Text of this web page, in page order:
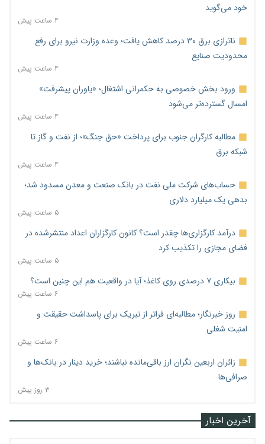
خود می‌گوید
۴ ساعت پیش
ناترازی برق ۳۰ درصد کاهش یافت؛ وعده وزارت نیرو برای رفع
محدودیت صنایع
۴ ساعت پیش
ورود بخش خصوصی به حکمرانی اشتغال؛ «یاوران پیشرفت»
امسال گسترده‌تر می‌شود
۴ ساعت پیش
مطالبه کارگران جنوب برای پرداخت «حق جنگ»؛ از نفت و گاز تا
شبکه برق
۴ ساعت پیش
حساب‌های شرکت ملی نفت در بانک صنعت و معدن مسدود شد؛
بدهی یک میلیارد دلاری
۵ ساعت پیش
درآمد کارگزاری‌ها چقدر است؟ کانون کارگزاران اعداد منتشرشده در
فضای مجازی را تکذیب کرد
۵ ساعت پیش
بیکاری ۷ درصدی روی کاغذ؛ آیا در واقعیت هم این چنین است؟
۶ ساعت پیش
روز خبرنگار؛ مطالبه‌ای فراتر از تبریک برای پاسداشت حقیقت و
امنیت شغلی
۶ ساعت پیش
زائران اربعین نگران ارز باقی‌مانده نباشند؛ خرید دینار در بانک‌ها و
صرافی‌ها
۳ روز پیش
آخرین اخبار